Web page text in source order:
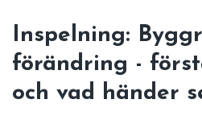
Inspelning:
förändring -
och vad händer